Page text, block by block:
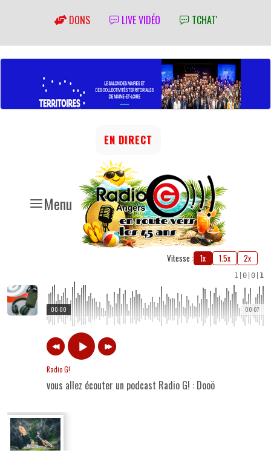
DONS LIVE VIDÉO TCHAT'
Menu
EN DIRECT
Vitesse : 1x 1.5x 2x
1 0 0 1
00:07
00:00
Radio G!
vous allez écouter un podcast Radio G! : Dooö